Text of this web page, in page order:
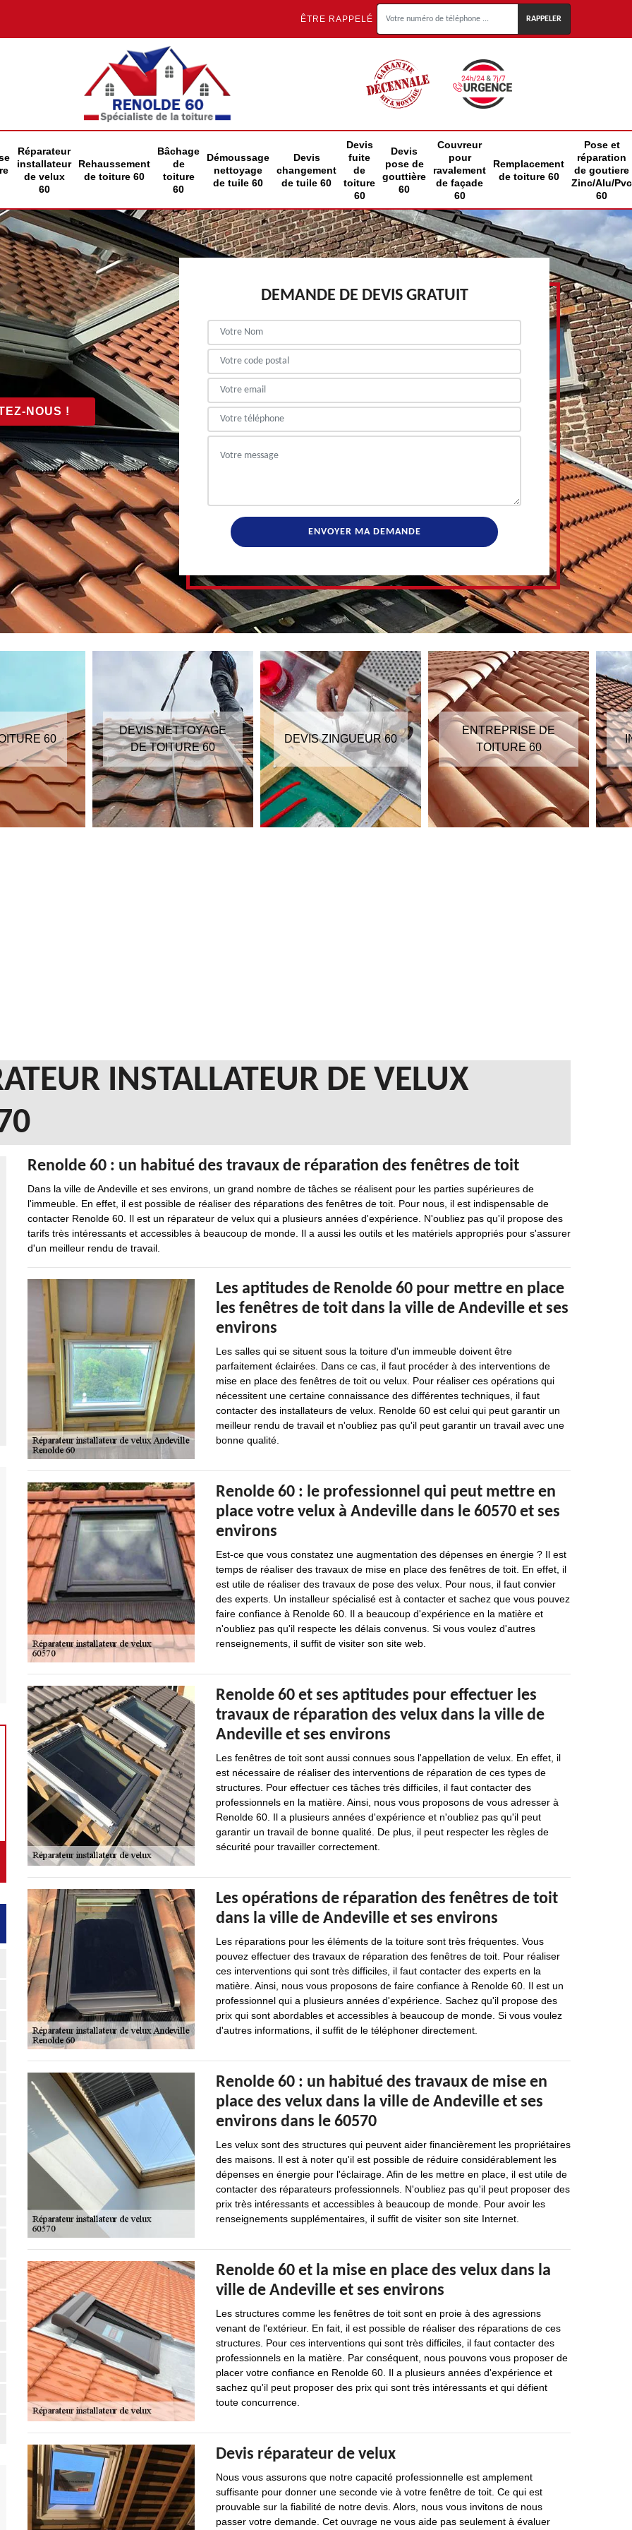
ÊTRE RAPPELÉ
Réparateur
installateur
de velux
60
Rehaussement
de toiture 60
Bâchage
de
toiture
60
Démoussage
nettoyage
de tuile 60
Devis
changement
de tuile 60
Devis
fuite
de
toiture
60
Devis
pose de
gouttière
60
Couvreur
pour
ravalement
de façade
60
Remplacement
de toiture 60
Pose et
réparation
de goutiere
Zinc/Alu/Pvc
60
NOUS !
DEMANDE DE DEVIS GRATUIT
60
DEVIS NETTOYAGE
DE TOITURE 60
DEVIS ZINGUEUR 60
ENTREPRISE DE
TOITURE 60
INSTALLATEUR DE VELUX
Renolde 60 : un habitué des travaux de réparation des fenêtres de toit
Dans la ville de Andeville et ses environs, un grand nombre de tâches se réalisent pour les parties supérieures de
l'immeuble. En effet, il est possible de réaliser des réparations des fenêtres de toit. Pour nous, il est indispensable de
contacter Renolde 60. Il est un réparateur de velux qui a plusieurs années d'expérience. N'oubliez pas qu'il propose des
tarifs très intéressants et accessibles à beaucoup de monde. Il a aussi les outils et les matériels appropriés pour s'assurer
d'un meilleur rendu de travail.
Les aptitudes de Renolde 60 pour mettre en place
les fenêtres de toit dans la ville de Andeville et ses
environs
Les salles qui se situent sous la toiture d'un immeuble doivent être
parfaitement éclairées. Dans ce cas, il faut procéder à des interventions de
mise en place des fenêtres de toit ou velux. Pour réaliser ces opérations qui
nécessitent une certaine connaissance des différentes techniques, il faut
contacter des installateurs de velux. Renolde 60 est celui qui peut garantir un
meilleur rendu de travail et n'oubliez pas qu'il peut garantir un travail avec une
bonne qualité.
Renolde 60 : le professionnel qui peut mettre en
place votre velux à Andeville dans le 60570 et ses
environs
Est-ce que vous constatez une augmentation des dépenses en énergie ? Il est
temps de réaliser des travaux de mise en place des fenêtres de toit. En effet, il
est utile de réaliser des travaux de pose des velux. Pour nous, il faut convier
des experts. Un installeur spécialisé est à contacter et sachez que vous pouvez
faire confiance à Renolde 60. Il a beaucoup d'expérience en la matière et
n'oubliez pas qu'il respecte les délais convenus. Si vous voulez d'autres
renseignements, il suffit de visiter son site web.
Renolde 60 et ses aptitudes pour effectuer les
travaux de réparation des velux dans la ville de
Andeville et ses environs
Les fenêtres de toit sont aussi connues sous l'appellation de velux. En effet, il
est nécessaire de réaliser des interventions de réparation de ces types de
structures. Pour effectuer ces tâches très difficiles, il faut contacter des
professionnels en la matière. Ainsi, nous vous proposons de vous adresser à
Renolde 60. Il a plusieurs années d'expérience et n'oubliez pas qu'il peut
garantir un travail de bonne qualité. De plus, il peut respecter les règles de
sécurité pour travailler correctement.
Les opérations de réparation des fenêtres de toit
dans la ville de Andeville et ses environs
Les réparations pour les éléments de la toiture sont très fréquentes. Vous
pouvez effectuer des travaux de réparation des fenêtres de toit. Pour réaliser
ces interventions qui sont très difficiles, il faut contacter des experts en la
matière. Ainsi, nous vous proposons de faire confiance à Renolde 60. Il est un
professionnel qui a plusieurs années d'expérience. Sachez qu'il propose des
prix qui sont abordables et accessibles à beaucoup de monde. Si vous voulez
d'autres informations, il suffit de le téléphoner directement.
Renolde 60 : un habitué des travaux de mise en
place des velux dans la ville de Andeville et ses
environs dans le 60570
Les velux sont des structures qui peuvent aider financièrement les propriétaires
des maisons. Il est à noter qu'il est possible de réduire considérablement les
dépenses en énergie pour l'éclairage. Afin de les mettre en place, il est utile de
contacter des réparateurs professionnels. N'oubliez pas qu'il peut proposer des
prix très intéressants et accessibles à beaucoup de monde. Pour avoir les
renseignements supplémentaires, il suffit de visiter son site Internet.
Renolde 60 et la mise en place des velux dans la
ville de Andeville et ses environs
Les structures comme les fenêtres de toit sont en proie à des agressions
venant de l'extérieur. En fait, il est possible de réaliser des réparations de ces
structures. Pour ces interventions qui sont très difficiles, il faut contacter des
professionnels en la matière. Par conséquent, nous pouvons vous proposer de
placer votre confiance en Renolde 60. Il a plusieurs années d'expérience et
sachez qu'il peut proposer des prix qui sont très intéressants et qui défient
toute concurrence.
Devis réparateur de velux
Nous vous assurons que notre capacité professionnelle est amplement
suffisante pour donner une seconde vie à votre fenêtre de toit. Ce qui est
prouvable sur la fiabilité de notre devis. Alors, nous vous invitons de nous
passer votre demande. Cet ouvrage ne vous aide pas seulement à évaluer